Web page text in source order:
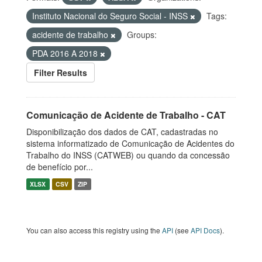
Instituto Nacional do Seguro Social - INSS
Tags:
acidente de trabalho
Groups:
PDA 2016 A 2018
Filter Results
Comunicação de Acidente de Trabalho - CAT
Disponibilização dos dados de CAT, cadastradas no
sistema informatizado de Comunicação de Acidentes do
Trabalho do INSS (CATWEB) ou quando da concessão
de benefício por...
XLSX CSV ZIP
You can also access this registry using the API (see API Docs).